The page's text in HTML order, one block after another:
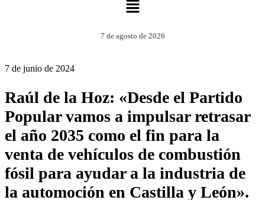
7 de agosto de 2026
7 de junio de 2024
Raúl de la Hoz: «Desde el Partido
Popular vamos a impulsar retrasar
el año 2035 como el fin para la
venta de vehículos de combustión
fósil para ayudar a la industria de
la automoción en Castilla y León».